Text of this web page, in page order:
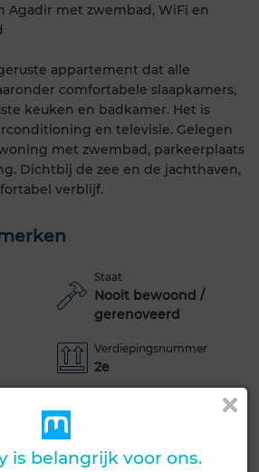
Agadir met zwembad, WiFi en
appartement dat alle
comfortabele slaapkamers,
keuken en badkamer. Het is
en televisie. Gelegen
met zwembad, parkeerplaats
Dichtbij de zee en de jachthaven,
verblijf.
Staat
Nooit bewoond /
gerenoveerd
Verdiepingsnummer
2e
Garage Lift
is belangrijk voor ons.